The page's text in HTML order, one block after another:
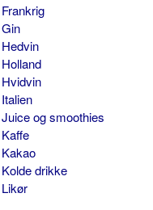
Frankrig
Gin
Hedvin
Holland
Hvidvin
Italien
Juice og smoothies
Kaffe
Kakao
Kolde drikke
Likør